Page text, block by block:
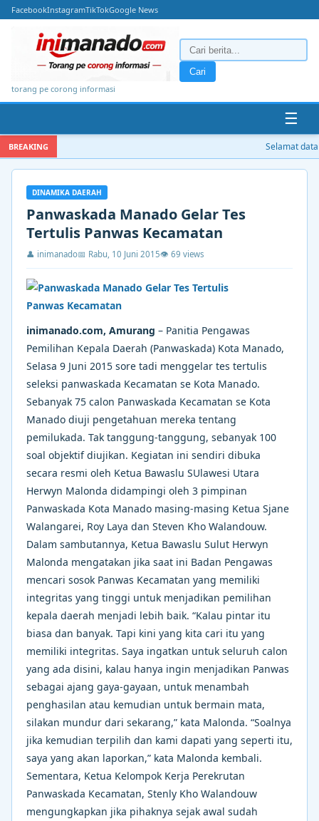
FacebookInstagramTikTokGoogle News
torang pe corong informasi
Cari
☰
BREAKING Selamat
DINAMIKA DAERAH
Panwaskada Manado Gelar Tes
Tertulis Panwas Kecamatan
👤 inimanado📅 Rabu, 10 Juni 2015👁 69 views
inimanado.com, Amurang – Panitia Pengawas
Pemilihan Kepala Daerah (Panwaskada) Kota Manado,
Selasa 9 Juni 2015 sore tadi menggelar tes tertulis
seleksi panwaskada Kecamatan se Kota Manado.
Sebanyak 75 calon Panwaskada Kecamatan se Kota
Manado diuji pengetahuan mereka tentang
pemilukada. Tak tanggung-tanggung, sebanyak 100
soal objektif diujikan. Kegiatan ini sendiri dibuka
secara resmi oleh Ketua Bawaslu SUlawesi Utara
Herwyn Malonda didampingi oleh 3 pimpinan
Panwaskada Kota Manado masing-masing Ketua Sjane
Walangarei, Roy Laya dan Steven Kho Walandouw.
Dalam sambutannya, Ketua Bawaslu Sulut Herwyn
Malonda mengatakan jika saat ini Badan Pengawas
mencari sosok Panwas Kecamatan yang memiliki
integritas yang tinggi untuk menjadikan pemilihan
kepala daerah menjadi lebih baik. “Kalau pintar itu
biasa dan banyak. Tapi kini yang kita cari itu yang
memiliki integritas. Saya ingatkan untuk seluruh calon
yang ada disini, kalau hanya ingin menjadikan Panwas
sebagai ajang gaya-gayaan, untuk menambah
penghasilan atau kemudian untuk bermain mata,
silakan mundur dari sekarang,” kata Malonda. “Soalnya
jika kemudian terpilih dan kami dapati yang seperti itu,
saya yang akan laporkan,” kata Malonda kembali.
Sementara, Ketua Kelompok Kerja Perekrutan
Panwaskada Kecamatan, Stenly Kho Walandouw
mengungkapkan jika pihaknya sejak awal sudah